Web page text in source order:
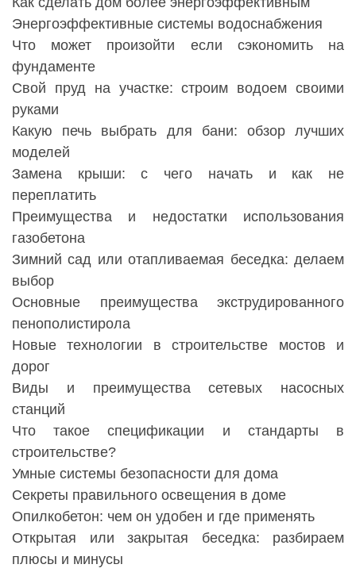
Энергоэффективные системы водоснабжения
Что может произойти если сэкономить на
фундаменте
Свой пруд на участке: строим водоем своими
руками
Какую печь выбрать для бани: обзор лучших
моделей
Замена крыши: с чего начать и как не
переплатить
Преимущества и недостатки использования
газобетона
Зимний сад или отапливаемая беседка: делаем
выбор
Основные преимущества экструдированного
пенополистирола
Новые технологии в строительстве мостов и
дорог
Виды и преимущества сетевых насосных
станций
Что такое спецификации и стандарты в
строительстве?
Умные системы безопасности для дома
Секреты правильного освещения в доме
Опилкобетон: чем он удобен и где применять
Открытая или закрытая беседка: разбираем
плюсы и минусы